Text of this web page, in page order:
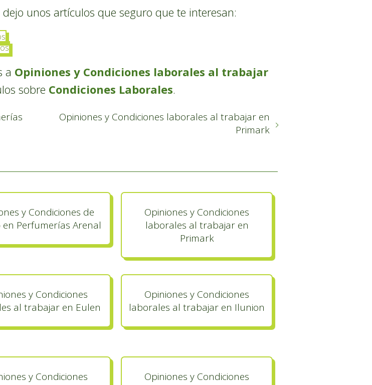
unos artículos que seguro que te interesan:
a Opiniones y Condiciones laborales al trabajar
sobre Condiciones Laborales.
Opiniones y Condiciones laborales al trabajar en
Primark
y Condiciones de
Perfumerías Arenal
Opiniones y Condiciones
laborales al trabajar en
Primark
y Condiciones
al trabajar en Eulen
Opiniones y Condiciones
laborales al trabajar en Ilunion
y Condiciones
Opiniones y Condiciones